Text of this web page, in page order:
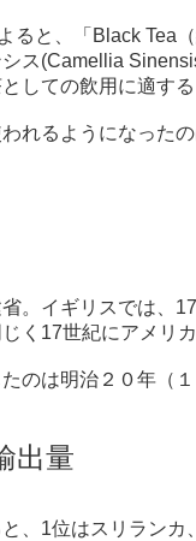
ると、「Black Tea
ス(Camellia
しての飲用に適す
れるようになった
。イギリスでは、
く17世紀にアメリ
のは明治２０年（
出量
、1位はスリラン